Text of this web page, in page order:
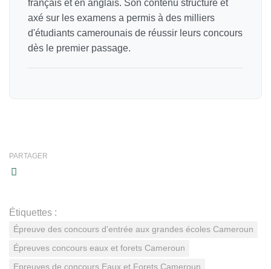
français et en anglais. Son contenu structuré et
axé sur les examens a permis à des milliers
d'étudiants camerounais de réussir leurs concours
dès le premier passage.
PARTAGER
Étiquettes :
Épreuve des concours d'entrée aux grandes écoles Cameroun
Épreuves concours eaux et forets Cameroun
Epreuves de concours Eaux et Forets Cameroun